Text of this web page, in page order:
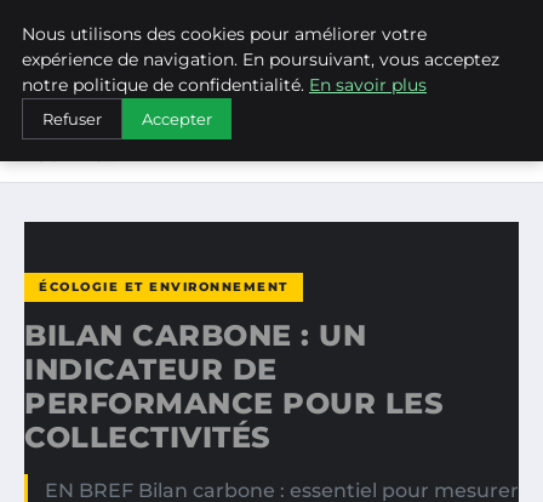
WEARECLIMATECONTROL
ACCUEIL
ÉCOLOGIE ET ENVIRONNEMENT
BILAN CARBONE : UN INDICATEUR DE PERFORMANCE
ÉCOLOGIE ET ENVIRONNEMENT
BILAN CARBONE : UN
INDICATEUR DE
PERFORMANCE POUR LES
COLLECTIVITÉS
EN BREF Bilan carbone : essentiel pour mesurer
Nous utilisons des cookies pour améliorer votre
expérience de navigation. En poursuivant, vous acceptez
notre politique de confidentialité. En savoir plus
Refuser Accepter